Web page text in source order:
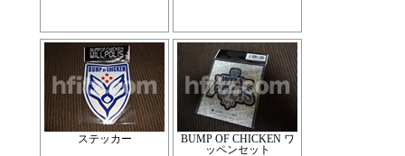
ステッカー
BUMP OF CHICKEN ワ
ッペンセット